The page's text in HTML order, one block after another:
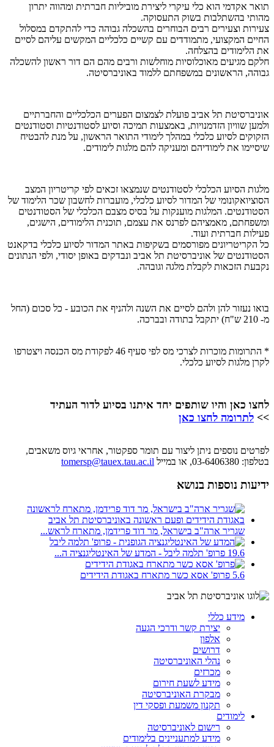
תואר אקדמי הוא כלי עיקרי ליצירת מוביליות חברתית ומהווה יתרון
מהותי בהשתלבות בשוק התעסוקה.
צעירות וצעירים רבים הבוחרים בהשכלה גבוהה כדי להתקדם במסלול
החיים המקצועי, מתמודדים עם קשיים כלכליים המקשים עליהם לסיים
את הלימודים בהצלחה.
חלקם מגיעים מאוכלוסיות מוחלשות ורבים מהם הם דור ראשון להשכלה
גבוהה, הראשונים במשפחתם ללמוד באוניברסיטה.
אוניברסיטת תל אביב פועלת לצמצום הפערים הכלכליים והחברתיים
ולמען שוויון הזדמנויות, באמצעות תמיכה וסיוע לסטודנטיות וסטודנטים
הזקוקים לסיוע כלכלי במהלך לימודי התואר הראשון, על מנת להבטיח
שיסיימו את לימודיהם ומעניקה להם מלגות לימודים.
מלגות הסיוע הכלכלי לסטודנטים שנמצאו זכאים לפי קריטריון המצב
הסוציואקונומי של המדור לסיוע כלכלי, מועברות לחשבון שכר הלימוד של
הסטודנטים. המלגות מוענקות על בסיס מצבם הכלכלי של הסטודנטים
ומשפחתם, מאמציהם לפרנס את עצמם, תוכנית הלימודים, הישגים,
פעילות חברתית ועוד.
כל הקריטריונים מפורסמים בשקיפות באתר המדור לסיוע כלכלי בדקאנט
הסטודנטים של אוניברסיטת תל אביב ונבדקים באופן יסודי, ולפי הנתונים
נקבעת הזכאות לקבלת מלגה וגובהה.
בואו נעזור להן ולהם לסיים את השנה ולהניף את הכובע - כל סכום (החל
מ- 210 ש"ח) יתקבל בתודה ובברכה.
* התרומות מוכרות לצרכי מס לפי סעיף 46 לפקודת מס הכנסה ויצטרפו
לקרן מלגות לסיוע כלכלי.
לחצו כאן והיו שותפים יחד איתנו בסיוע לדור העתיד
>> לתרומה לחצו כאן
לפרטים נוספים ניתן ליצור עם תומר ספקטור, אחראי גיוס משאבים,
בטלפון: 03-6406380, או במייל
tomersp@tauex.tau.ac.il
ידיעות נוספות בנושא
שגריר ארה"ב בישראל, מר דוד פרידמן, מתארח לראש...
19.6 פרופ' תלמה ליבל - המדע של האינטליגנציה ה...
5.6 פרופ' אסא כשר מתארח באגודת הידידים
מידע כללי
יצירת קשר ודרכי הגעה
אלפון
דרושים
נהלי האוניברסיטה
מכרזים
מידע לשעת חירום
מבקרת האוניברסיטה
תקנון משמעת ופסקי דין
לימודים
רישום לאוניברסיטה
מידע למתעניינים בלימודים